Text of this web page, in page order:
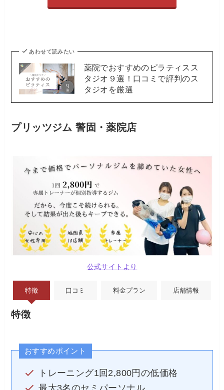
あわせて読みたい
薬院でおすすめのピラティスス
タジオ９選！口コミで評判のス
タジオを厳選
プリッツジム 警固・薬院店
公式サイトより
特徴 口コミ 料金プラン 店舗情報
特徴
おすすめポイント
トレーニング1回2,800円の低価格
最大3名のセミパーソナル